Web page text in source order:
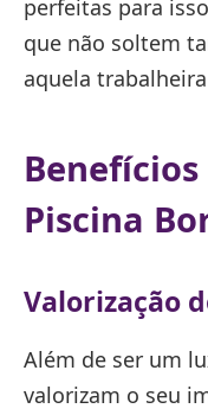
perfeitas para
que não soltem
aquela
Piscina
Valorização
Além de ser um
valorizam o seu